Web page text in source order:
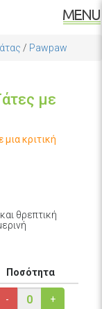
/ Pawpaw
με
μια κριτική
θρεπτική
Ποσότητα
- +